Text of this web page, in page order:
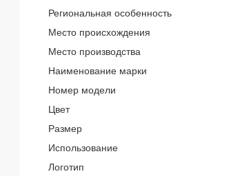
Региональная особенность
Место происхождения
Место производства
Наименование марки
Номер модели
Цвет
Размер
Использование
Логотип